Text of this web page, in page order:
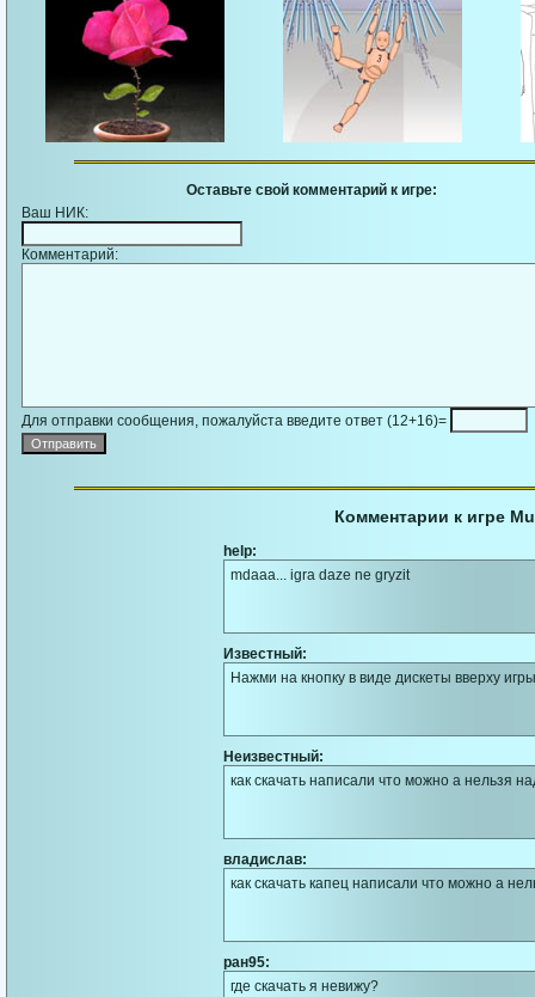
Оставьте свой комментарий к игре:
Ваш НИК:
Комментарий:
Для отправки сообщения, пожалуйста введите ответ (12+16)=
Комментарии к игре
help:
mdaaa... igra daze ne gryzit
Известный:
Нажми на кнопку в виде дискеты вверху
Неизвестный:
как скачать написали что можно а нельзя
владислав:
как скачать капец написали что можно а
ран95:
где скачать я невижу?